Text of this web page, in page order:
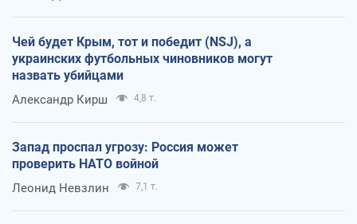
Чей будет Крым, тот и победит (NSJ), а
украинских футбольных чиновников могут
назвать убийцами
Александр Кирш 4,8 т.
Запад проспал угрозу: Россия может
проверить НАТО войной
Леонид Невзлин 7,1 т.